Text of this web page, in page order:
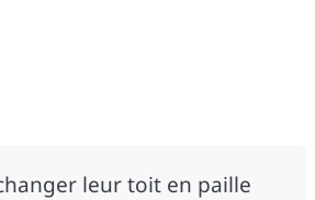
leur toit en paille